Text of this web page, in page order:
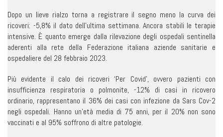
Dopo un lieve rialzo torna a registrare il segno meno la curva dei
ricoveri: -5,8% il dato dell’ultima settimana. Ancora stabili le terapie
intensive. È quanto emerge dalla rilevazione degli ospedali sentinella
aderenti alla rete della Federazione italiana aziende sanitarie e
ospedaliere del 28 febbraio 2023.
Più evidente il calo dei ricoveri ‘Per Covid’, ovvero pazienti con
insufficienza respiratoria o polmonite, -12% di casi in ricovero
ordinario, rappresentano il 36% dei casi con infezione da Sars Cov-2
negli ospedali. Hanno un’età media di 75 anni, per il 20% non sono
vaccinati e al 95% soffrono di altre patologie.